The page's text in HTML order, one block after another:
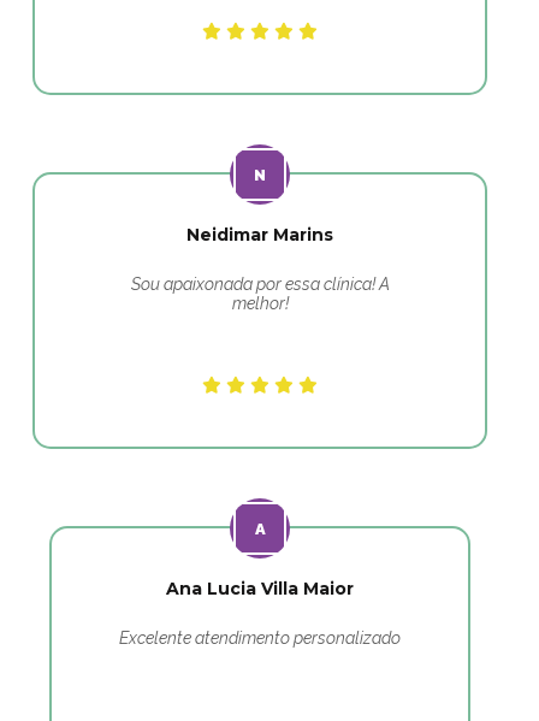
Neidimar Marins
Sou apaixonada por essa clínica! A
melhor!
Ana Lucia Villa Maior
Excelente atendimento personalizado